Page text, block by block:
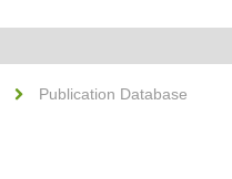
Publication Database